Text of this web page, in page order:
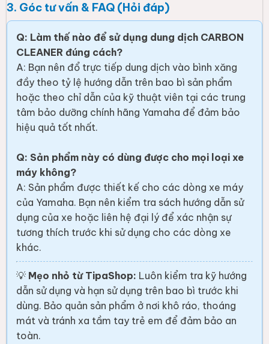
3. Góc tư vấn & FAQ (Hỏi đáp)
Q: Làm thế nào để sử dụng dung dịch CARBON
CLEANER đúng cách?
A: Bạn nên đổ trực tiếp dung dịch vào bình xăng
đầy theo tỷ lệ hướng dẫn trên bao bì sản phẩm
hoặc theo chỉ dẫn của kỹ thuật viên tại các trung
tâm bảo dưỡng chính hãng Yamaha để đảm bảo
hiệu quả tốt nhất.
Q: Sản phẩm này có dùng được cho mọi loại xe
máy không?
A: Sản phẩm được thiết kế cho các dòng xe máy
của Yamaha. Bạn nên kiểm tra sách hướng dẫn sử
dụng của xe hoặc liên hệ đại lý để xác nhận sự
tương thích trước khi sử dụng cho các dòng xe
khác.
💡 Mẹo nhỏ từ TipaShop: Luôn kiểm tra kỹ hướng
dẫn sử dụng và hạn sử dụng trên bao bì trước khi
dùng. Bảo quản sản phẩm ở nơi khô ráo, thoáng
mát và tránh xa tầm tay trẻ em để đảm bảo an
toàn.